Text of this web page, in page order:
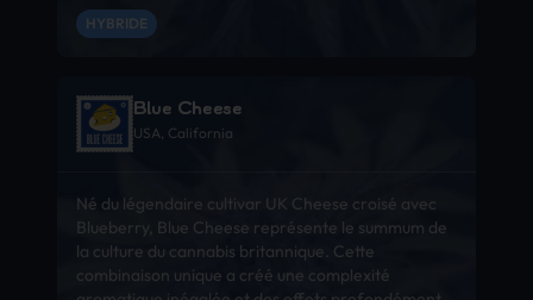
HYBRIDE
Blue Cheese
USA, California
Né du légendaire cultivar UK Cheese croisé avec
Blueberry, Blue Cheese représente le summum de
la culture du cannabis britannique. Cette
combinaison unique a créé une complexité